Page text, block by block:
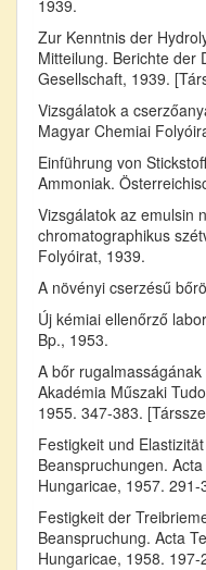
1939.
Zur Kenntnis der
Mitteilung. Berichte der
Gesellschaft, 1939.
Vizsgálatok a
Magyar Chemiai
Einführung von
Ammoniak.
Vizsgálatok az emulsin
chromatographikus
Folyóirat, 1939.
A növényi cserzésű
Új kémiai ellenőrző
Bp., 1953.
A bőr
Akadémia Műszaki
1955. 347-383.
Festigkeit und
Beanspruchungen.
Hungaricae, 1957.
Festigkeit der
Beanspruchung. Acta
Hungaricae, 1958. 197-